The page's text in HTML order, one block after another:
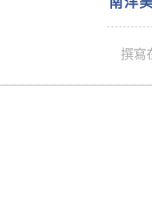
撰寫